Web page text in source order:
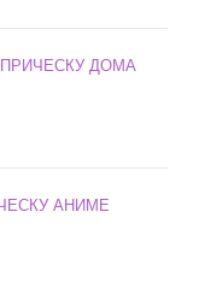
ДОМА
АНИМЕ